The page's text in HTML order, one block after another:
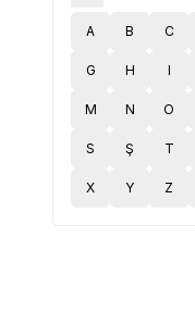
A B C
G H I
M N O
S Ş T
X Y Z